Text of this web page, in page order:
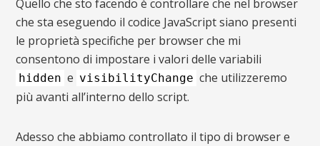
Quello che sto facendo è controllare che nel browser
che sta eseguendo il codice JavaScript siano presenti
le proprietà specifiche per browser che mi
consentono di impostare i valori delle variabili
hidden e visibilityChange che utilizzeremo
più avanti all’interno dello script.
Adesso che abbiamo controllato il tipo di browser e